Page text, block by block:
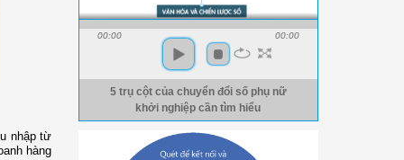
nhập từ
hàng
00:00 00:00
5 trụ cột của chuyển đổi số phụ nữ
khởi nghiệp cần tìm hiểu